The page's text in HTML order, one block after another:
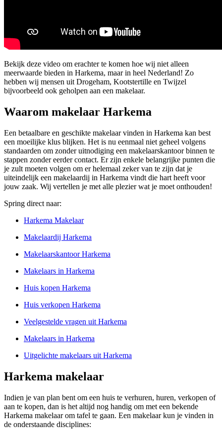
Bekijk deze video om erachter te komen hoe wij niet alleen
meerwaarde bieden in Harkema, maar in heel Nederland! Zo
hebben wij mensen uit Drogeham, Kootstertille en Twijzel
bijvoorbeeld ook geholpen aan een makelaar.
Waarom makelaar Harkema
Een betaalbare en geschikte makelaar vinden in Harkema kan best
een moeilijke klus blijken. Het is nu eenmaal niet geheel volgens
standaarden om zonder uitnodiging een makelaarskantoor binnen te
stappen zonder eerder contact. Er zijn enkele belangrijke punten die
je zult moeten volgen om er helemaal zeker van te zijn dat je
uiteindelijk een makelaardij in Harkema vindt die hart heeft voor
jouw zaak. Wij vertellen je met alle plezier wat je moet onthouden!
Spring direct naar:
Harkema Makelaar
Makelaardij Harkema
Makelaarskantoor Harkema
Makelaars in Harkema
Huis kopen Harkema
Huis verkopen Harkema
Veelgestelde vragen uit Harkema
Makelaars in Harkema
Uitgelichte makelaars uit Harkema
Harkema makelaar
Indien je van plan bent om een huis te verhuren, huren, verkopen of
aan te kopen, dan is het altijd nog handig om met een bekende
Harkema makelaar om tafel te gaan. Een makelaar kun je vinden in
de onderstaande disciplines: